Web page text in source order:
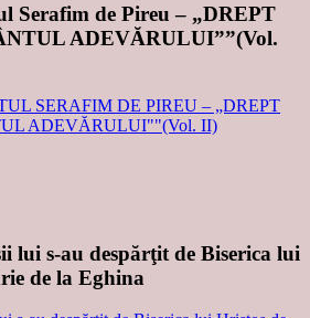
Serafim de Pireu – „DREPT
ADEVĂRULUI””(Vol.
lui s-au despărţit de Biserica lui
de la Eghina